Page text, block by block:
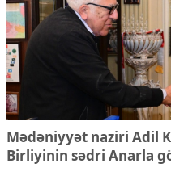
Mədəniyyət naziri Adil
Birliyinin sədri Anarla